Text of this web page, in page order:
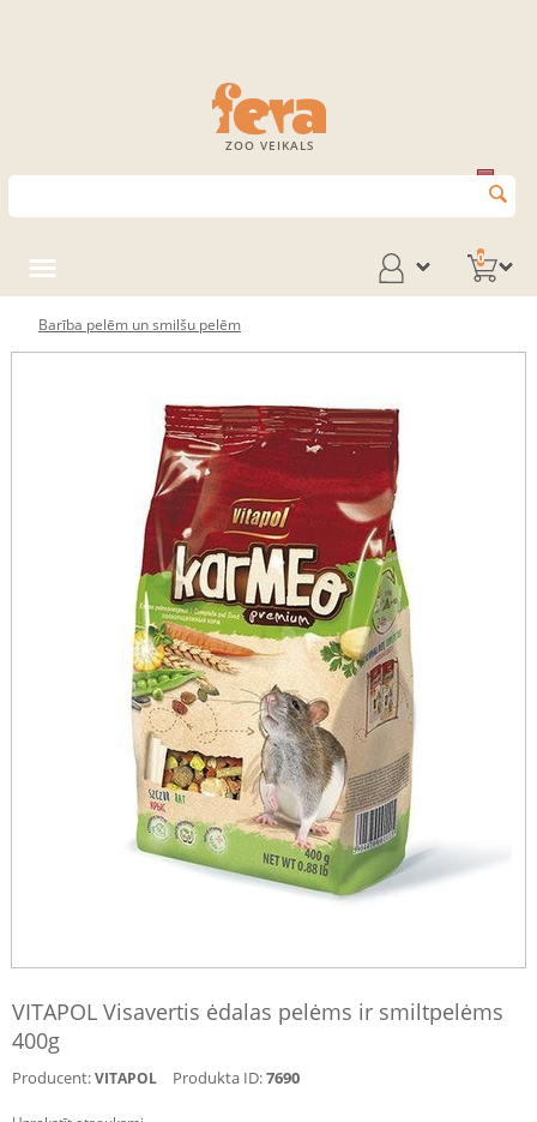
ZOO VEIKALS
0
Barība pelēm un smilšu pelēm
VITAPOL Visavertis ėdalas pelėms ir smiltpelėms
400g
Producent:VITAPOL Produkta ID:7690